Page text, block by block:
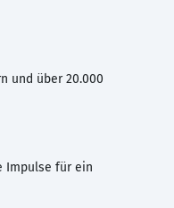
und über 20.000
Impulse für ein